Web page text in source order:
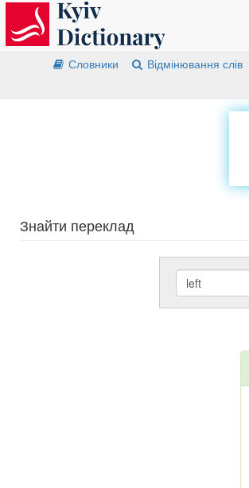
Словники Відмінювання слів
Знайти переклад